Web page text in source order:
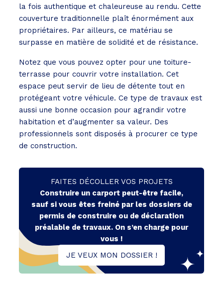
la fois authentique et chaleureuse au rendu. Cette
couverture traditionnelle plaît énormément aux
propriétaires. Par ailleurs, ce matériau se
surpasse en matière de solidité et de résistance.
Notez que vous pouvez opter pour une toiture-
terrasse pour couvrir votre installation. Cet
espace peut servir de lieu de détente tout en
protégeant votre véhicule. Ce type de travaux est
aussi une bonne occasion pour agrandir votre
habitation et d’augmenter sa valeur. Des
professionnels sont disposés à procurer ce type
de construction.
FAITES DÉCOLLER VOS PROJETS
Construire un carport peut-être facile,
sauf si vous êtes freiné par les dossiers de
permis de construire ou de déclaration
préalable de travaux. On s’en charge pour
vous !
JE VEUX MON DOSSIER !